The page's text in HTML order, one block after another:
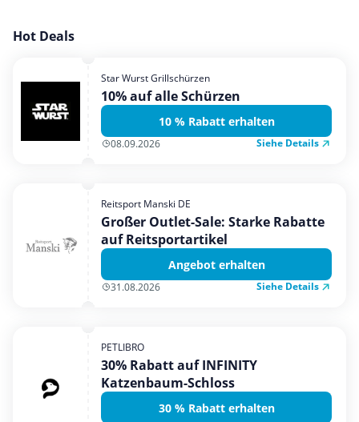
Garten, Haushalt & Tiere
Mobilfunk & Internet
Mode & Accessoires
Shopping
Urlaub & Reise
Hot Deals
Star Wurst Grillschürzen
10% auf alle Schürzen
10 % Rabatt erhalten
08.09.2026 Siehe Details
Reitsport Manski DE
Großer Outlet-Sale: Starke Rabatte
auf Reitsportartikel
Angebot erhalten
31.08.2026 Siehe Details
PETLIBRO
30% Rabatt auf INFINITY
Katzenbaum-Schloss
30 % Rabatt erhalten